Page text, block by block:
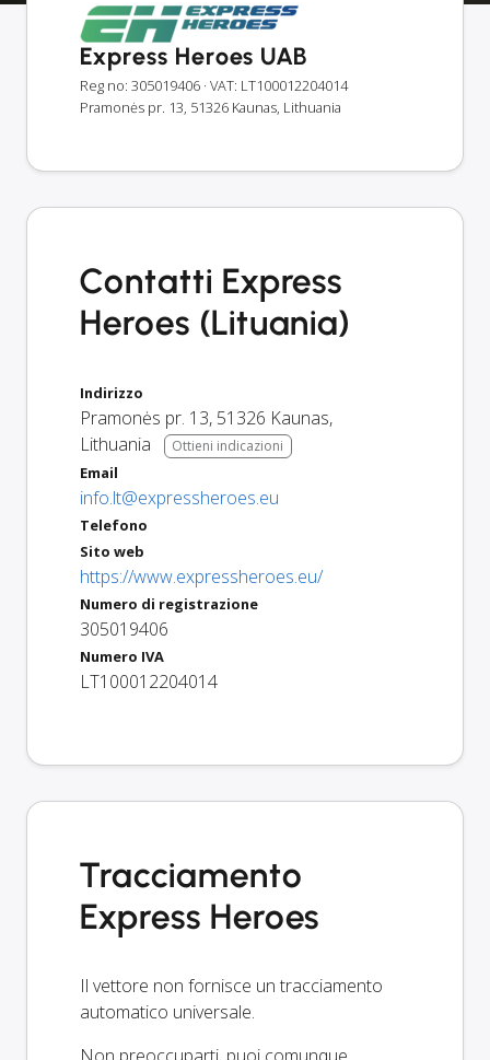
Express Heroes UAB
Reg no: 305019406 · VAT: LT100012204014
Pramonės pr. 13, 51326 Kaunas, Lithuania
Contatti Express
Heroes (Lituania)
Indirizzo
Pramonės pr. 13, 51326 Kaunas,
Lithuania
Ottieni indicazioni
Email
info.lt@expressheroes.eu
Telefono
Sito web
https://www.expressheroes.eu/
Numero di registrazione
305019406
Numero IVA
LT100012204014
Tracciamento
Express Heroes
Il vettore non fornisce un tracciamento
automatico universale.